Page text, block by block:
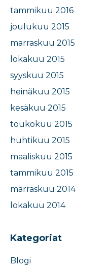
tammikuu 2016
joulukuu 2015
marraskuu 2015
lokakuu 2015
syyskuu 2015
heinäkuu 2015
kesäkuu 2015
toukokuu 2015
huhtikuu 2015
maaliskuu 2015
tammikuu 2015
marraskuu 2014
lokakuu 2014
Kategoriat
Blogi